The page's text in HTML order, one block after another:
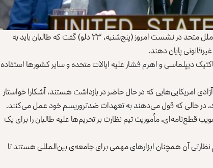
تامی بروس، معاون سفیر امریکا در سازمان ملل متحد در نشست امروز (پنج‌شنبه، ۲۳ دلو) گفت که طالبان باید به
پایان دهند.
دیپلماسی و اهرم فشار علیه ایالات متحده و سایر کشورها استفاده
امریکایی‌هایی که در حال حاضر در بازداشت هستند، آشکارا خواستار
در حالی که قول می‌دهند به تعهدات ضدتروریسم خود عمل می‌کنند.
قطع‌نامه‌ای، مأموریت تیم نظارت بر تحریم‌ها علیه طالبان را برای یک
نظارتی آن همچنان ابزارهای مهمی برای جامعه‌ی بین‌المللی هستند تا